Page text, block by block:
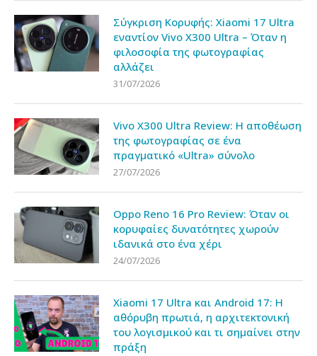
Σύγκριση Κορυφής: Xiaomi 17 Ultra
εναντίον Vivo X300 Ultra – Όταν η
φιλοσοφία της φωτογραφίας
αλλάζει
31/07/2026
Vivo X300 Ultra Review: Η αποθέωση
της φωτογραφίας σε ένα
πραγματικό «Ultra» σύνολο
27/07/2026
Oppo Reno 16 Pro Review: Όταν οι
κορυφαίες δυνατότητες χωρούν
ιδανικά στο ένα χέρι
24/07/2026
Xiaomi 17 Ultra και Android 17: Η
αθόρυβη πρωτιά, η αρχιτεκτονική
του λογισμικού και τι σημαίνει στην
πράξη